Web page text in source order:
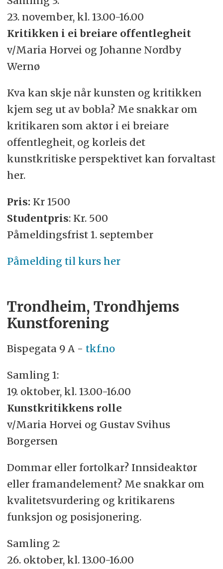
23. november, kl. 13.00-16.00
Kritikken i ei breiare offentlegheit
v/Maria Horvei og Johanne Nordby
Wernø
Kva kan skje når kunsten og kritikken
kjem seg ut av bobla? Me snakkar om
kritikaren som aktør i ei breiare
offentlegheit, og korleis det
kunstkritiske perspektivet kan forvaltast
her.
Pris: Kr 1500
Studentpris: Kr. 500
Påmeldingsfrist 1. september
Påmelding til kurs her
Trondheim, Trondhjems
Kunstforening
Bispegata 9 A - tkf.no
Samling 1:
19. oktober, kl. 13.00-16.00
Kunstkritikkens rolle
v/Maria Horvei og Gustav Svihus
Borgersen
Dommar eller fortolkar? Innsideaktør
eller framandelement? Me snakkar om
kvalitetsvurdering og kritikarens
funksjon og posisjonering.
Samling 2:
26. oktober, kl. 13.00-16.00